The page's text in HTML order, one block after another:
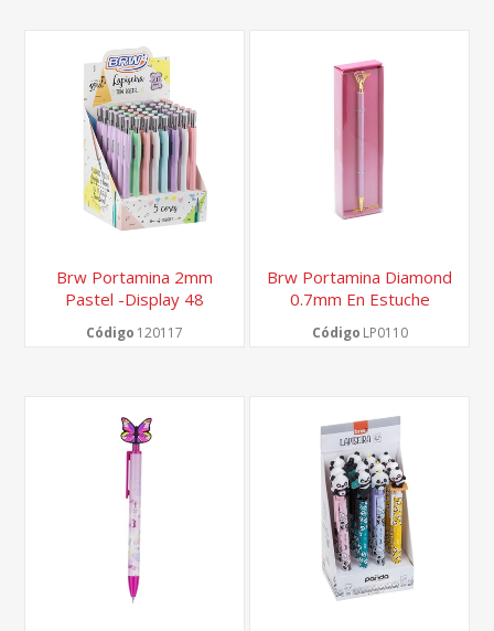
Brw Portamina 2mm
Pastel -display 48
Unidades-
Código 120117
Brw Portamina Diamond
0.7mm En Estuche
Regalo
Código LP0110